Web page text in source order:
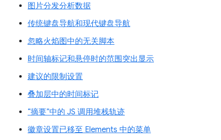
图片分发分析数据
传统键盘导航和现代键盘导航
忽略火焰图中的无关脚本
时间轴标记和悬停时的范围突出显示
建议的限制设置
叠加层中的时间标记
“摘要”中的 JS 调用堆栈轨迹
徽章设置已移至 Elements 中的菜单